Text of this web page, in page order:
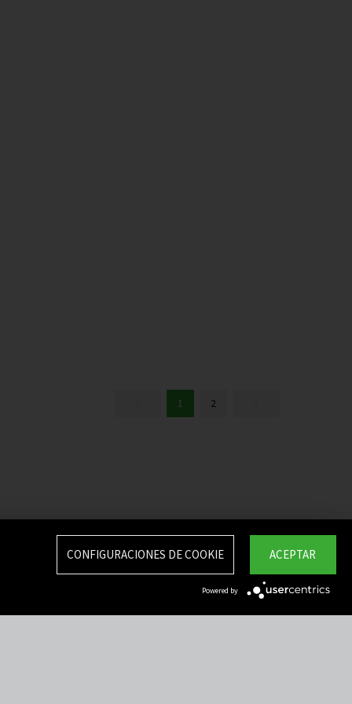
1 2
ACEPTAR
CONFIGURACIONES DE COOKIE
Powered by